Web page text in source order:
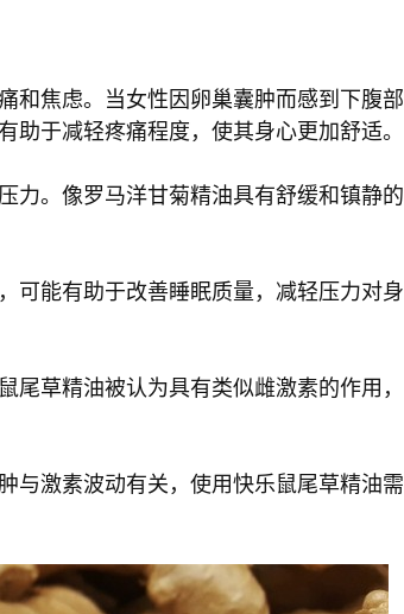
和焦虑。当女性因卵巢囊肿而感到下腹部
于减轻疼痛程度，使其身心更加舒适。
力。像罗马洋甘菊精油具有舒缓和镇静的
可能有助于改善睡眠质量，减轻压力对身
草精油被认为具有类似雌激素的作用，
与激素波动有关，使用快乐鼠尾草精油需